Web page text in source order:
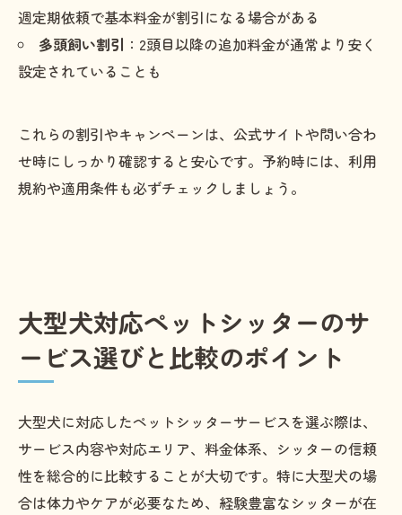
週定期依頼で基本料金が割引になる場合がある
多頭飼い割引 ：2頭目以降の追加料金が通常より安く
設定されていることも
これらの割引やキャンペーンは、公式サイトや問い合わ
せ時にしっかり確認すると安心です。予約時には、利用
規約や適用条件も必ずチェックしましょう。
大型犬対応ペットシッターのサ
ービス選びと比較のポイント
大型犬に対応したペットシッターサービスを選ぶ際は、
サービス内容や対応エリア、料金体系、シッターの信頼
性を総合的に比較することが大切です。特に大型犬の場
合は体力やケアが必要なため、経験豊富なシッターが在